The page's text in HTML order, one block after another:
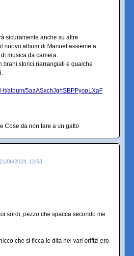
sicuramente anche su altre
nuovo album di Manuel assieme a
musica da camera.
brani storici riarrangiati e qualche
it/album/5aaASxchJghSBPPyopLXaF
Cose da non fare a un gatto
21/06/2024, 13:53
sordi, pezzo che spacca secondo me
che si ficca le dita nei vari orifizi ero